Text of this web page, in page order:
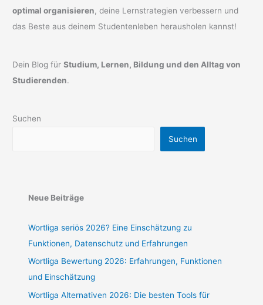
optimal organisieren, deine Lernstrategien verbessern und
das Beste aus deinem Studentenleben herausholen kannst!
Dein Blog fürStudium, Lernen, Bildung und den Alltag von
Studierenden.
Suchen
Suchen
Neue Beiträge
Wortliga seriös 2026? Eine Einschätzung zu
Funktionen, Datenschutz und Erfahrungen
Wortliga Bewertung 2026: Erfahrungen, Funktionen
und Einschätzung
Wortliga Alternativen 2026: Die besten Tools für